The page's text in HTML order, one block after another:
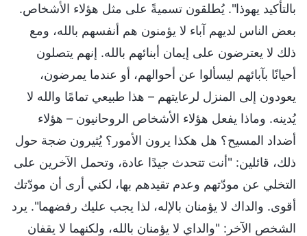
بالتأكيد يهوذا". يُطلقون تسميةً على مثل هؤلاء الأشخاص.
بعض الناس لديهم آباء لا يؤمنون هم أنفسهم بالله، ومع
ذلك لا يعترضون على إيمان أبنائهم بالله. إنهم يتصلون
أحيانًا بآبائهم ليسألوا عن أحوالهم، أو عندما يمرضون،
يعودون إلى المنزل لرعايتهم – هذا طبيعي تمامًا والله لا
يُدينه. وماذا يفعل هؤلاء الأشخاص الروحانيون – هؤلاء
أضداد المسيح؟ هل هكذا يرون الأمور؟ يُثيرون ضجة حول
ذلك، قائلين: "أنت تتحدث جيدًا عادة، وتحمل الآخرين على
التخلي عن مودّتهم وعدم تقيدهم بها، لكني أرى أن مودّتك
أقوى. والداك لا يؤمنان بالإله، لذا يجب عليك رفضهما". يرد
الشخص الآخر: "والداي لا يؤمنان بالله، ولكنهما لا يقفان